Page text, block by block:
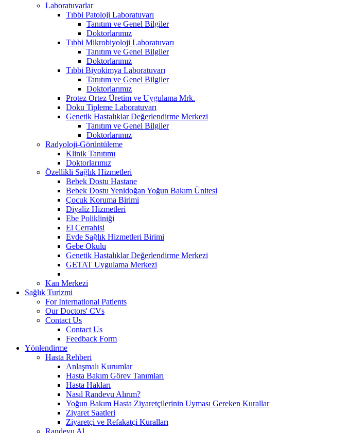
Laboratuvarlar
Tıbbi Patoloji Laboratuvarı
Tanıtım ve Genel Bilgiler
Doktorlarımız
Tıbbi Mikrobiyoloji Laboratuvarı
Tanıtım ve Genel Bilgiler
Doktorlarımız
Tıbbi Biyokimya Laboratuvarı
Tanıtım ve Genel Bilgiler
Doktorlarımız
Protez Ortez Üretim ve Uygulama Mrk.
Doku Tipleme Laboratuvarı
Genetik Hastalıklar Değerlendirme Merkezi
Tanıtım ve Genel Bilgiler
Doktorlarımız
Radyoloji-Görüntüleme
Klinik Tanıtımı
Doktorlarımız
Özellikli Sağlık Hizmetleri
Bebek Dostu Hastane
Bebek Dostu Yenidoğan Yoğun Bakım Ünitesi
Çocuk Koruma Birimi
Diyaliz Hizmetleri
Ebe Polikliniği
El Cerrahisi
Evde Sağlık Hizmetleri Birimi
Gebe Okulu
Genetik Hastalıklar Değerlendirme Merkezi
GETAT Uygulama Merkezi
Kan Merkezi
Sağlık Turizmi
For International Patients
Our Doctors' CVs
Contact Us
Contact Us
Feedback Form
Yönlendirme
Hasta Rehberi
Anlaşmalı Kurumlar
Hasta Bakım Görev Tanımları
Hasta Hakları
Nasıl Randevu Alırım?
Yoğun Bakım Hasta Ziyaretçilerinin Uyması Gereken Kurallar
Ziyaret Saatleri
Ziyaretçi ve Refakatçi Kuralları
Randevu Al